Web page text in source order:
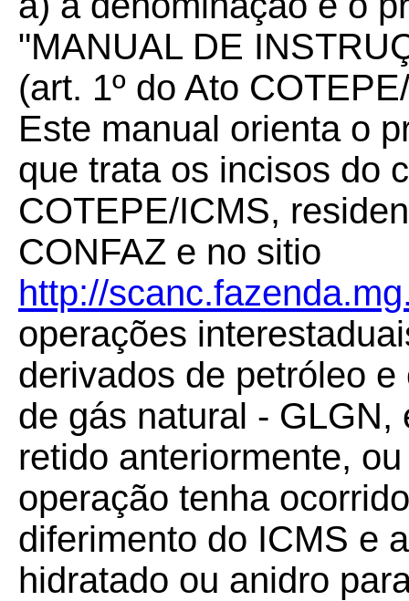
"MANUAL DE
(art. 1º do Ato
Este manual orienta o
que trata os incisos do
COTEPE/ICMS,
CONFAZ e no sitio
http://
operações
derivados de petróleo
de gás natural -
retido anteriormente,
operação tenha
diferimento do ICMS e
hidratado ou anidro